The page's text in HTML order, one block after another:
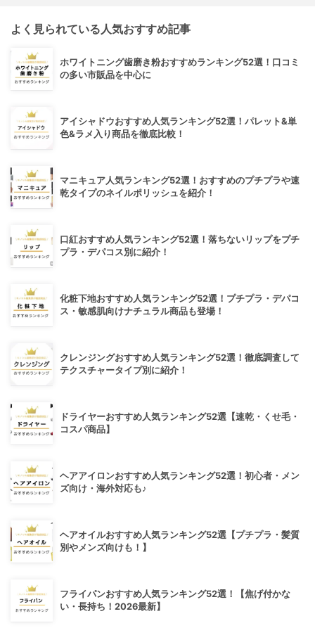
よく見られている人気おすすめ記事
ホワイトニング歯磨き粉おすすめランキング52選！口コミ
の多い市販品を中心に
アイシャドウおすすめ人気ランキング52選！パレット&単
色&ラメ入り商品を徹底比較！
マニキュア人気ランキング52選！おすすめのプチプラや速
乾タイプのネイルポリッシュを紹介！
口紅おすすめ人気ランキング52選！落ちないリップをプチ
プラ・デパコス別に紹介！
化粧下地おすすめ人気ランキング52選！プチプラ・デパコ
ス・敏感肌向けナチュラル商品も登場！
クレンジングおすすめ人気ランキング52選！徹底調査して
テクスチャータイプ別に紹介！
ドライヤーおすすめ人気ランキング52選【速乾・くせ毛・
コスパ商品】
ヘアアイロンおすすめ人気ランキング52選！初心者・メン
ズ向け・海外対応も♪
ヘアオイルおすすめ人気ランキング52選【プチプラ・髪質
別やメンズ向けも！】
フライパンおすすめ人気ランキング52選！【焦げ付かな
い・長持ち！2026最新】